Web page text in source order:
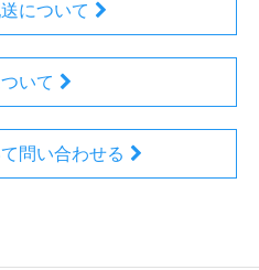
について
いて
問い合わせる